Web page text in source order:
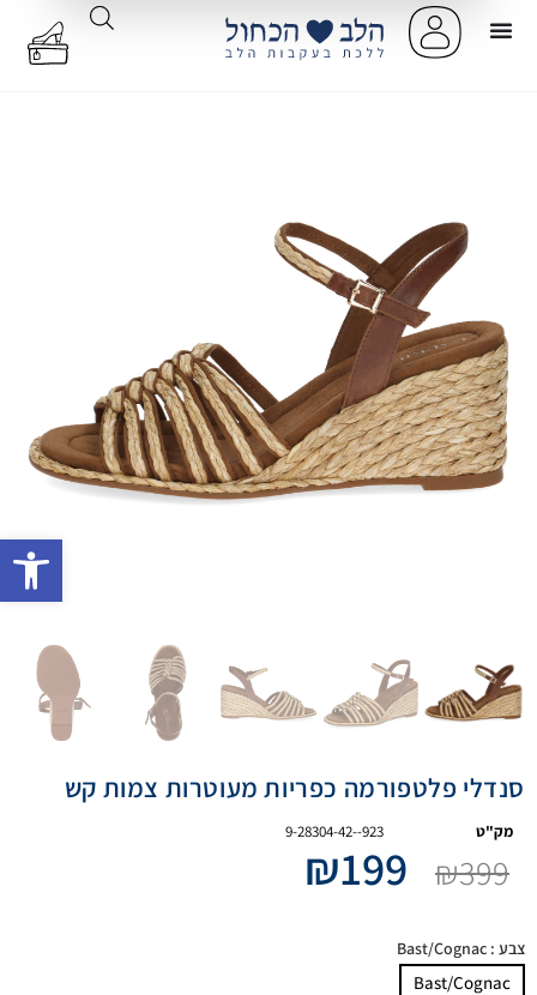
סנדלי פלטפורמה כפריות מעוטרות צמות קש
מק"ט 9-28304-42--923
₪399
₪199
צבע : Bast/Cognac
Bast/Cognac